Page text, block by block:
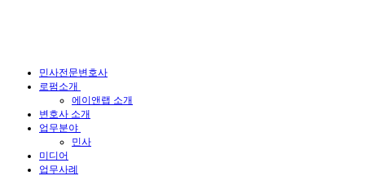
민사전문변호사
로펌소개
에이앤랩 소개
변호사 소개
업무분야
민사
미디어
업무사례